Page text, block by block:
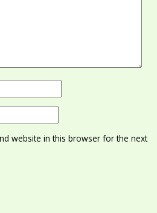
website in this browser for the next